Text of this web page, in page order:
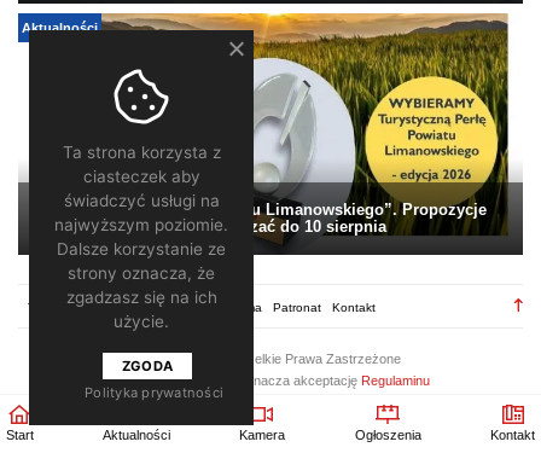
Start Aktualności Kamera Ogłoszenia Kontakt
Aktualności
„Turystyczna Perła Powiatu Limanowskiego”. Propozycje
można zgłaszać do 10 sierpnia
Regulamin Redakcja Reklama Patronat Kontakt
2026 ©
/ Wszelkie Prawa Zastrzeżone
Korzystanie z portalu oznacza akceptację Regulaminu
Ta strona korzysta z
ciasteczek aby
świadczyć usługi na
najwyższym poziomie.
Dalsze korzystanie ze
strony oznacza, że
zgadzasz się na ich
użycie.
ZGODA
Polityka prywatności